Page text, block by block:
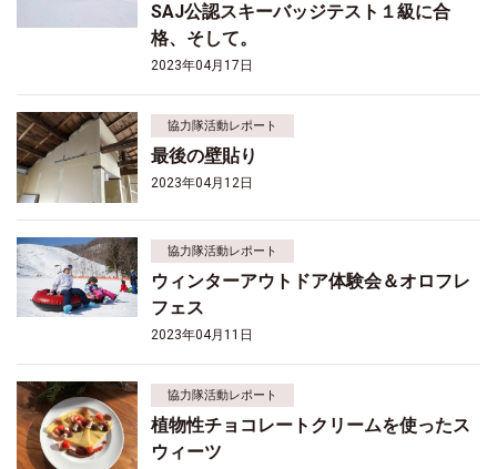
SAJ公認スキーバッジテスト１級に合
格、そして。
2023年04月17日
協力隊活動レポート
最後の壁貼り
2023年04月12日
協力隊活動レポート
ウィンターアウトドア体験会＆オロフレ
フェス
2023年04月11日
協力隊活動レポート
植物性チョコレートクリームを使ったス
ウィーツ